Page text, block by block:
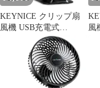
KEYNICE クリップ扇
風機 USB充電式
5000mAh 自動首振り 静
音 コードレス 360度調
整 卓上／壁掛け KN-
618 ブラック 0
風